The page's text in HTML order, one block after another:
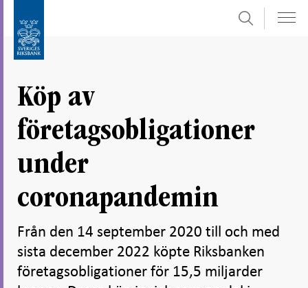
direkt
undersidor
Sök
Köp av
företagsobligationer
under
coronapandemin
Från den 14 september 2020 till och med
sista december 2022 köpte Riksbanken
företagsobligationer för 15,5 miljarder